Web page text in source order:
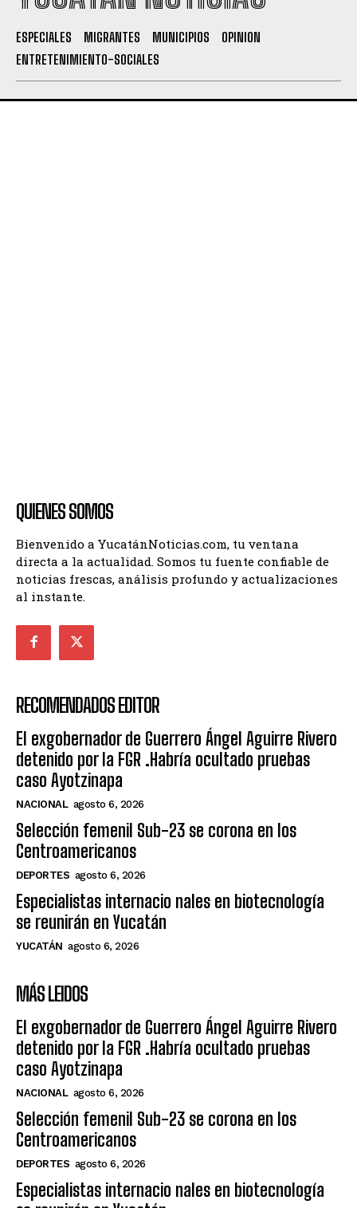
ESPECIALES MIGRANTES MUNICIPIOS
OPINION
ENTRETENIMIENTO-SOCIALES
QUIENES SOMOS
Bienvenido a YucatánNoticias.com, tu ventana
directa a la actualidad. Somos tu fuente confiable de
noticias frescas, análisis profundo y actualizaciones
al instante.
RECOMENDADOS EDITOR
El exgobernador de Guerrero Ángel Aguirre Rivero
detenido por la FGR .Habría ocultado pruebas
caso Ayotzinapa
NACIONAL agosto 6, 2026
Selección femenil Sub-23 se corona en los
Centroamericanos
DEPORTES agosto 6, 2026
Especialistas internacio nales en biotecnología
se reunirán en Yucatán
YUCATÁN agosto 6, 2026
MÁS LEIDOS
El exgobernador de Guerrero Ángel Aguirre Rivero
detenido por la FGR .Habría ocultado pruebas
caso Ayotzinapa
NACIONAL agosto 6, 2026
Selección femenil Sub-23 se corona en los
Centroamericanos
DEPORTES agosto 6, 2026
Especialistas internacio nales en biotecnología